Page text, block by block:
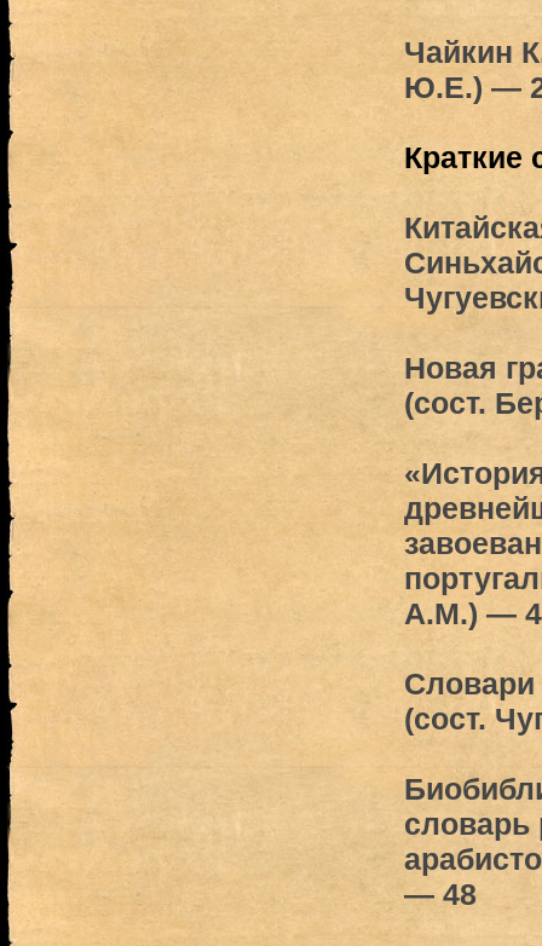
Чайкин
Ю.Е.) —
Краткие
Новая
(сост.
А.М.) —
Словари
(сост.
словарь
— 48